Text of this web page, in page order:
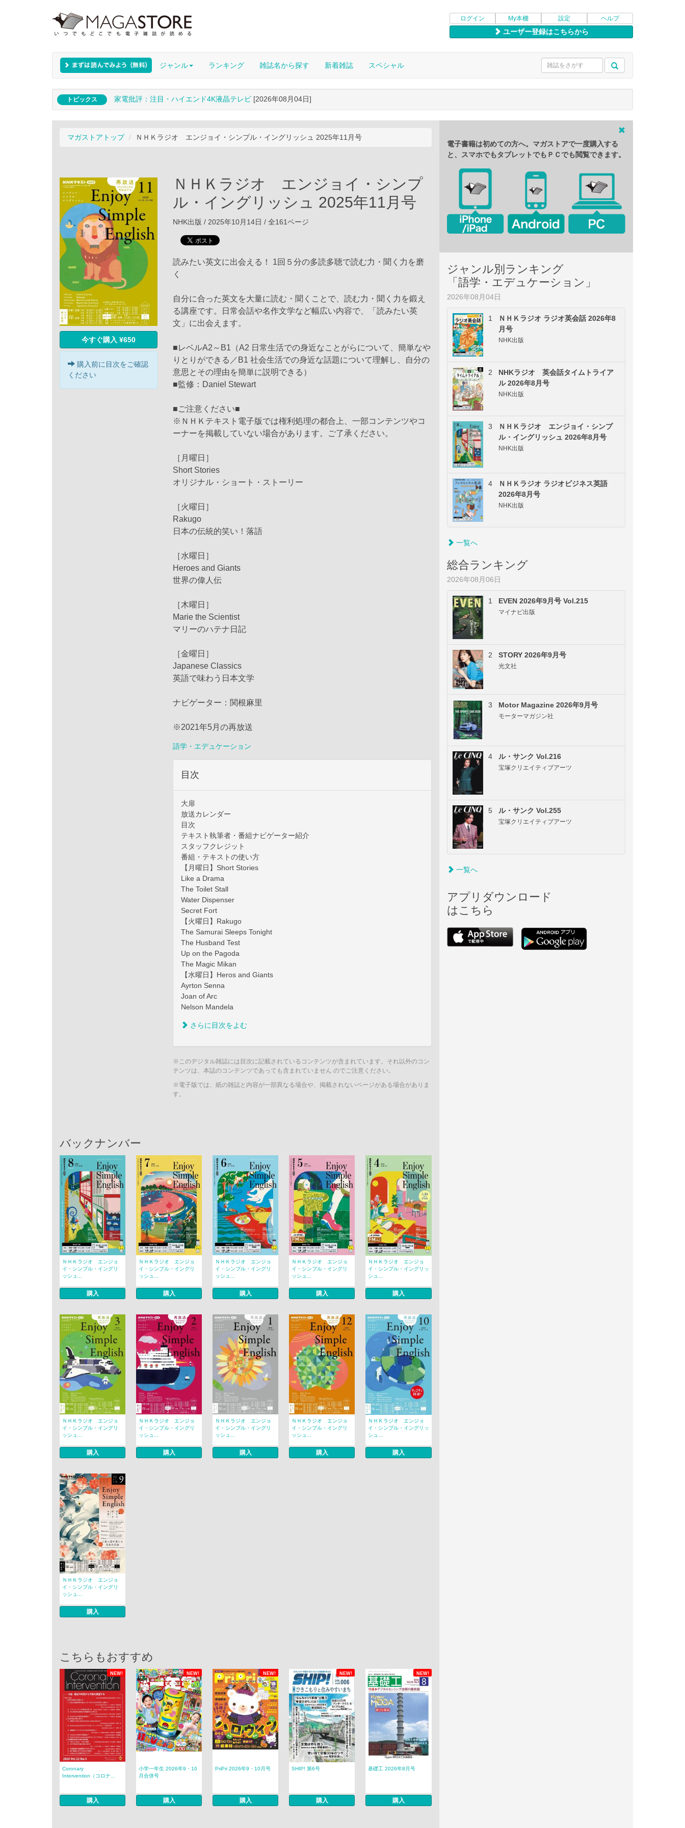
ログイン My本棚 設定 ヘルプ
ユーザー登録はこちらから
ジャンル ランキング 雑誌名から探す 新着雑誌 スペシャル
トピックス 家電批評：注目・ハイエンド4K液晶テレビ [2026年08月04日]
マガストアトップ ＮＨＫラジオ エンジョイ・シンプル・イングリッシュ 2025年11月号
今すぐ購入 ¥650
購入前に目次をご確認
ください
ＮＨＫラジオ エンジョイ・シンプ
ル・イングリッシュ 2025年11月号
NHK出版 / 2025年10月14日 / 全161ページ
読みたい英文に出会える！ 1回５分の多読多聴で読む力・聞く力を磨
く
自分に合った英文を大量に読む・聞くことで、読む力・聞く力を鍛え
る講座です。日常会話や名作文学など幅広い内容で、「読みたい英
文」に出会えます。
■レベルA2～B1（A2 日常生活での身近なことがらについて、簡単なや
りとりができる／B1 社会生活での身近な話題について理解し、自分の
意思とその理由を簡単に説明できる）
■監修：Daniel Stewart
■ご注意ください■
※ＮＨＫテキスト電子版では権利処理の都合上、一部コンテンツやコ
ーナーを掲載していない場合があります。ご了承ください。
［月曜日］
Short Stories
オリジナル・ショート・ストーリー
［火曜日］
Rakugo
日本の伝統的笑い！落語
［水曜日］
Heroes and Giants
世界の偉人伝
［木曜日］
Marie the Scientist
マリーのハテナ日記
［金曜日］
Japanese Classics
英語で味わう日本文学
ナビゲーター：関根麻里
※2021年5月の再放送
語学・エデュケーション
目次
大扉
放送カレンダー
目次
テキスト執筆者・番組ナビゲーター紹介
スタッフクレジット
番組・テキストの使い方
【月曜日】Short Stories
Like a Drama
The Toilet Stall
Water Dispenser
Secret Fort
【火曜日】Rakugo
The Samurai Sleeps Tonight
The Husband Test
Up on the Pagoda
The Magic Mikan
【水曜日】Heros and Giants
Ayrton Senna
Joan of Arc
Nelson Mandela
さらに目次をよむ
※このデジタル雑誌には目次に記載されているコンテンツが含まれています。それ以外のコン
テンツは、本誌のコンテンツであっても含まれていません のでご注意ください。
※電子版では、紙の雑誌と内容が一部異なる場合や、掲載されないページがある場合がありま
す。
バックナンバー
ＮＨＫラジオ エンジョ
イ・シンプル・イングリ
ッシュ...
購入
ＮＨＫラジオ エンジョ
イ・シンプル・イングリ
ッシュ...
購入
ＮＨＫラジオ エンジョ
イ・シンプル・イングリ
ッシュ...
購入
ＮＨＫラジオ エンジョ
イ・シンプル・イングリ
ッシュ...
購入
ＮＨＫラジオ エンジョ
イ・シンプル・イングリッ
シュ...
購入
ＮＨＫラジオ エンジョ
イ・シンプル・イングリ
ッシュ...
購入
ＮＨＫラジオ エンジョ
イ・シンプル・イングリ
ッシュ...
購入
ＮＨＫラジオ エンジョ
イ・シンプル・イングリ
ッシュ...
購入
ＮＨＫラジオ エンジョ
イ・シンプル・イングリ
ッシュ...
購入
ＮＨＫラジオ エンジョ
イ・シンプル・イングリッ
シュ...
購入
ＮＨＫラジオ エンジョ
イ・シンプル・イングリ
ッシュ...
購入
こちらもおすすめ
NEW! NEW! NEW! NEW! NEW!
Coronary
Intervention（コロナ...
購入
小学一年生 2026年9・10
月合併号
購入
PriPri 2026年9・10月号
購入
SHIP! 第6号
購入
基礎工 2026年8月号
購入
電子書籍は初めての方へ。マガストアで一度購入する
と、スマホでもタブレットでもＰＣでも閲覧できます。
ジャンル別ランキング
「語学・エデュケーション」
2026年08月04日
1
ＮＨＫラジオ ラジオ英会話 2026年8
月号
NHK出版
2
NHKラジオ 英会話タイムトライア
ル 2026年8月号
NHK出版
3
ＮＨＫラジオ エンジョイ・シンプ
ル・イングリッシュ 2026年8月号
NHK出版
4
ＮＨＫラジオ ラジオビジネス英語
2026年8月号
NHK出版
一覧へ
総合ランキング
2026年08月06日
1 EVEN 2026年9月号 Vol.215
マイナビ出版
2 STORY 2026年9月号
光文社
3 Motor Magazine 2026年9月号
モーターマガジン社
4 ル・サンク Vol.216
宝塚クリエイティブアーツ
5 ル・サンク Vol.255
宝塚クリエイティブアーツ
一覧へ
アプリダウンロード
はこちら